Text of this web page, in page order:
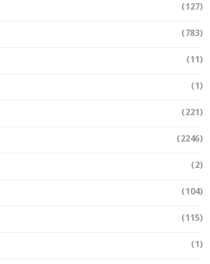
(127)
(783)
(11)
(1)
(221)
(2246)
(2)
(104)
(115)
(1)